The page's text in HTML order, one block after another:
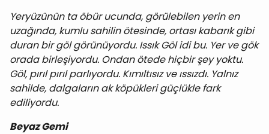
Yeryüzünün ta öbür ucunda, görülebilen yerin en
uzağında, kumlu sahilin ötesinde, ortası kabarık gibi
duran bir göl görünüyordu. Issık Göl idi bu. Yer ve gök
orada birleşiyordu. Ondan ötede hiçbir şey yoktu.
Göl, pırıl pırıl parlıyordu. Kımıltısız ve ıssızdı. Yalnız
sahilde, dalgaların ak köpükleri güçlükle fark
ediliyordu.
Beyaz Gemi